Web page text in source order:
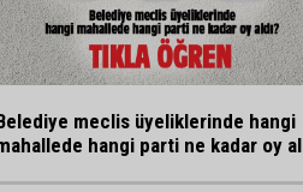
meclis üyeliklerinde hangi
hangi parti ne kadar oy al